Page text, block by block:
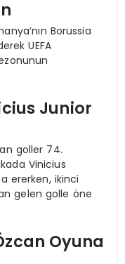
Borussia
UEFA
Junior
goller 74.
Vinicius
ererken, ikinci
gelen golle öne
Oyuna